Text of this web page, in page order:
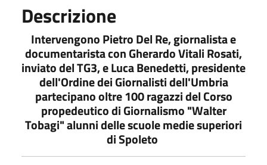
Descrizione
Intervengono Pietro Del Re, giornalista e
documentarista con Gherardo Vitali Rosati,
inviato del TG3, e Luca Benedetti, presidente
dell'Ordine dei Giornalisti dell'Umbria
partecipano oltre 100 ragazzi del Corso
propedeutico di Giornalismo "Walter
Tobagi" alunni delle scuole medie superiori
di Spoleto